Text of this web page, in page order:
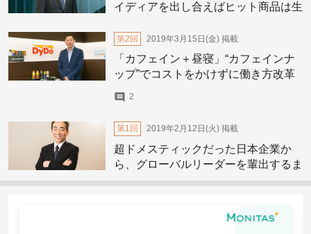
イディアを出し合えばヒット商品は生
阻害しない人事施策】
「カフェイン＋昼寝」“カフェインナ
ップ”でコストをかけずに働き方改革
（生産性向上）!?【ダイドードリン
コ・取締役執行役員人事総務本部長
濱中昭一さん】
2
第2回 2019年3月15日(金)掲載
超ドメスティックだった日本企業か
ら、グローバルリーダーを輩出するま
第1回 2019年2月12日(火)掲載